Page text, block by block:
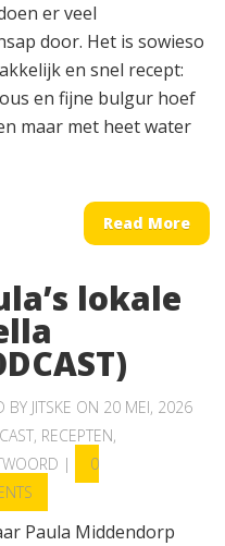
er veel
door. Het is sowieso
en snel recept:
en fijne bulgur hoef
maar met heet water
Read More
lokale
BY JITSKE ON 20 MEI, 2026
, RECEPTEN,
|
0
Paula Middendorp